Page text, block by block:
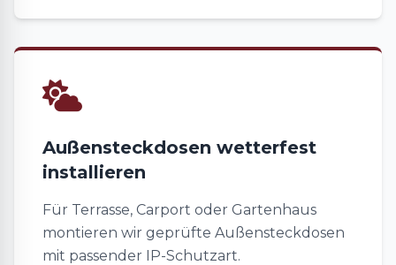
Außensteckdosen wetterfest
installieren
Für Terrasse, Carport oder Gartenhaus
montieren wir geprüfte Außensteckdosen
mit passender IP-Schutzart.